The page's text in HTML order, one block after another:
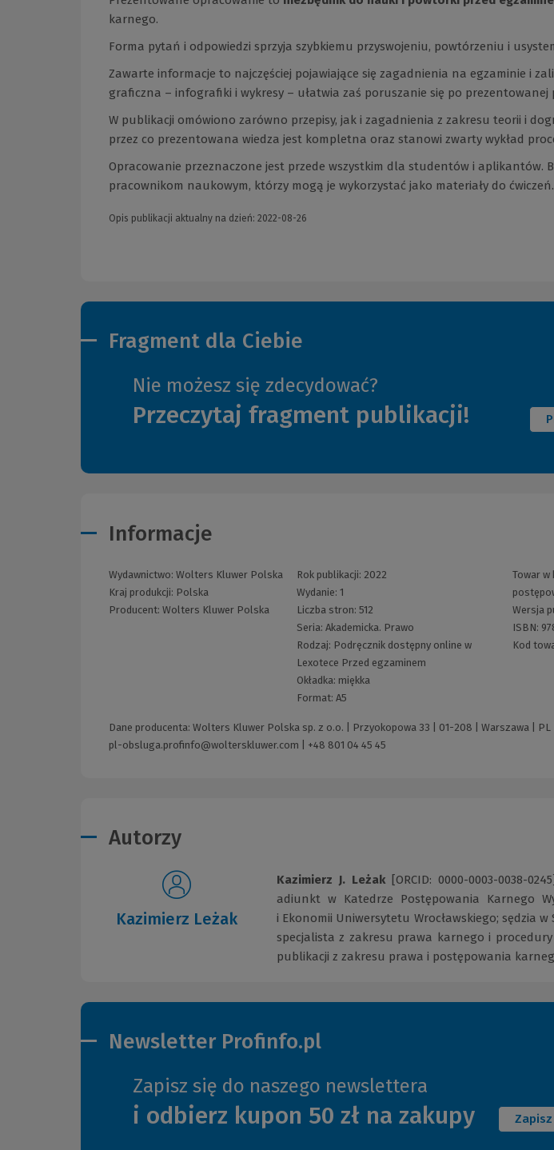
karnego.
Forma pytań i odpowiedzi sprzyja szybkiemu przyswojeniu, powtórzeniu i
Zawarte informacje to najczęściej pojawiające się zagadnienia na egzaminie i
graficzna – infografiki i wykresy – ułatwia zaś poruszanie się po prezentowanej
W publikacji omówiono zarówno przepisy, jak i zagadnienia z zakresu teorii i
przez co prezentowana wiedza jest kompletna oraz stanowi zwarty wykład
Opracowanie przeznaczone jest przede wszystkim dla studentów i aplikantów.
pracownikom naukowym, którzy mogą je wykorzystać jako materiały do ćwiczeń.
Opis publikacji aktualny na dzień: 2022-08-26
Fragment dla Ciebie
Nie możesz się zdecydować?
Przeczytaj fragment publikacji!
Informacje
Wydawnictwo: Wolters Kluwer Polska
Kraj produkcji: Polska
Producent: Wolters Kluwer Polska
Rok publikacji: 2022
Wydanie:1
Liczba stron:512
Seria:Akademicka. Prawo
Rodzaj: Podręcznik dostępny online w
Lexotece Przed egzaminem
Okładka: miękka
Format:A5
Towar w
Wersja
ISBN:
Kod
Dane producenta: Wolters Kluwer Polska sp. z o.o. | Przyokopowa 33 | 01-208 | Warszawa | PL |
pl-obsluga.profinfo@wolterskluwer.com
+48 801 04 45 45
Autorzy
Kazimierz Leżak
Kazimierz J. Leżak[ORCID: 0000-0003-0038-
adiunkt w Katedrze Postępowania Karnego
i Ekonomii Uniwersytetu Wrocławskiego; sędzia w
specjalista z zakresu prawa karnego i
publikacji z zakresu prawa i postępowania
Newsletter Profinfo.pl
Zapisz się do naszego newslettera
i odbierz kupon 50 zł na zakupy